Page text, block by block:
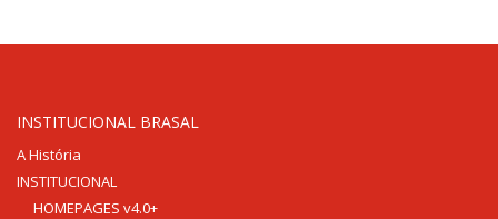
Volkswagen
SIA Trecho 01 Lote 555
Fone: (61) 3962-6666
INSTITUCIONAL BRASAL
A História
INSTITUCIONAL
HOMEPAGES v4.0+